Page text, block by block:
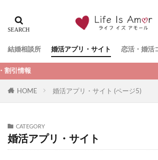
結婚相談所 婚活アプリ・サイト 恋活・婚活
HOME 婚活アプリ・サイト (ページ5)
CATEGORY
婚活アプリ・サイト